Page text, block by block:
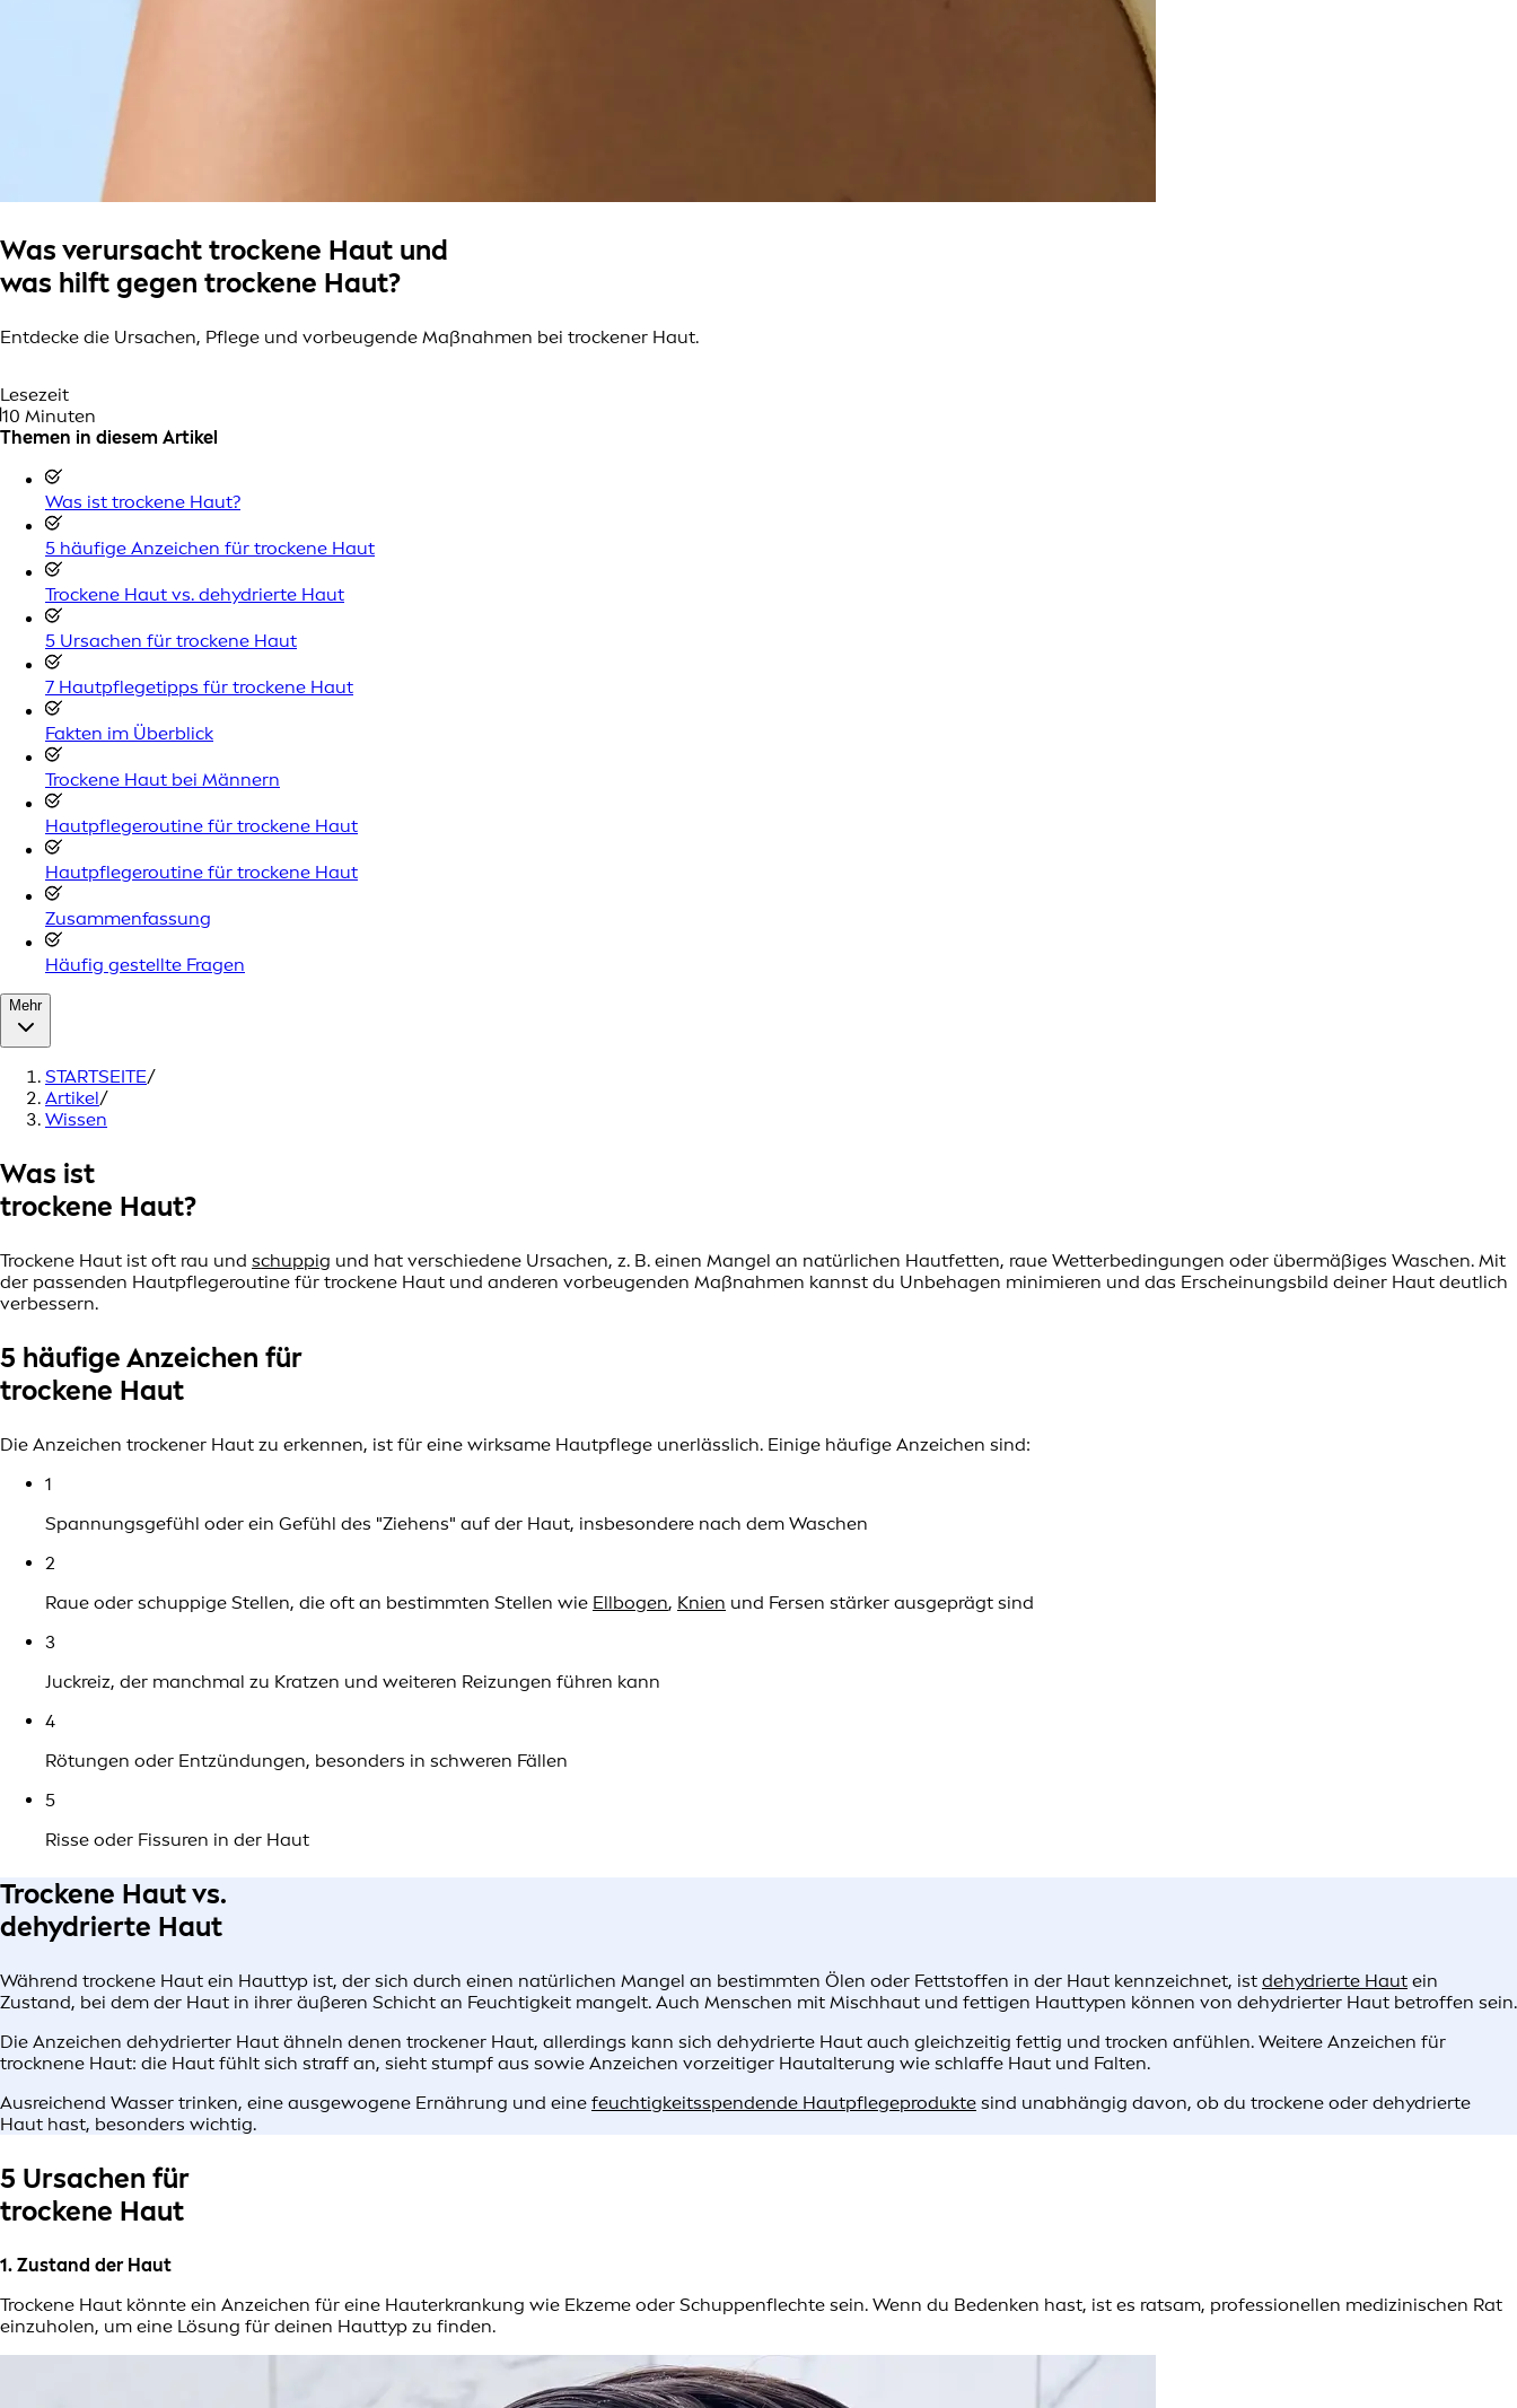
Was verursacht trockene Haut und
was hilft gegen trockene Haut?
Entdecke die Ursachen, Pflege und vorbeugende Maßnahmen bei trockener Haut.
Lesezeit
10 Minuten
Themen in diesem Artikel
Was ist trockene Haut?
5 häufige Anzeichen für trockene Haut
Trockene Haut vs. dehydrierte Haut
5 Ursachen für trockene Haut
7 Hautpflegetipps für trockene Haut
Fakten im Überblick
Trockene Haut bei Männern
Hautpflegeroutine für trockene Haut
Hautpflegeroutine für trockene Haut
Zusammenfassung
Häufig gestellte Fragen
Mehr
STARTSEITE/
Artikel/
Wissen
Was ist
trockene Haut?
Trockene Haut ist oft rau und schuppig und hat verschiedene Ursachen, z. B. einen Mangel an natürlichen Hautfetten, raue Wetterbedingungen oder übermäßiges Waschen. Mit
der passenden Hautpflegeroutine für trockene Haut und anderen vorbeugenden Maßnahmen kannst du Unbehagen minimieren und das Erscheinungsbild deiner Haut deutlich
verbessern.
5 häufige Anzeichen für
trockene Haut
Die Anzeichen trockener Haut zu erkennen, ist für eine wirksame Hautpflege unerlässlich. Einige häufige Anzeichen sind:
1
Spannungsgefühl oder ein Gefühl des "Ziehens" auf der Haut, insbesondere nach dem Waschen
2
Raue oder schuppige Stellen, die oft an bestimmten Stellen wie Ellbogen, Knien und Fersen stärker ausgeprägt sind
3
Juckreiz, der manchmal zu Kratzen und weiteren Reizungen führen kann
4
Rötungen oder Entzündungen, besonders in schweren Fällen
5
Risse oder Fissuren in der Haut
Trockene Haut vs.
dehydrierte Haut
Während trockene Haut ein Hauttyp ist, der sich durch einen natürlichen Mangel an bestimmten Ölen oder Fettstoffen in der Haut kennzeichnet, ist dehydrierte Haut ein
Zustand, bei dem der Haut in ihrer äußeren Schicht an Feuchtigkeit mangelt. Auch Menschen mit Mischhaut und fettigen Hauttypen können von dehydrierter Haut betroffen sein.
Die Anzeichen dehydrierter Haut ähneln denen trockener Haut, allerdings kann sich dehydrierte Haut auch gleichzeitig fettig und trocken anfühlen. Weitere Anzeichen für
trocknene Haut: die Haut fühlt sich straff an, sieht stumpf aus sowie Anzeichen vorzeitiger Hautalterung wie schlaffe Haut und Falten.
Ausreichend Wasser trinken, eine ausgewogene Ernährung und eine feuchtigkeitsspendende Hautpflegeprodukte sind unabhängig davon, ob du trockene oder dehydrierte
Haut hast, besonders wichtig.
5 Ursachen für
trockene Haut
1. Zustand der Haut
Trockene Haut könnte ein Anzeichen für eine Hauterkrankung wie Ekzeme oder Schuppenflechte sein. Wenn du Bedenken hast, ist es ratsam, professionellen medizinischen Rat
einzuholen, um eine Lösung für deinen Hauttyp zu finden.